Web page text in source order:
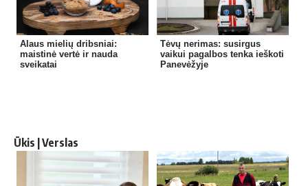
Alaus mielių dribsniai:
maistinė vertė ir nauda
sveikatai
Tėvų nerimas: susirgus
vaikui pagalbos tenka ieškoti
Panevėžyje
Ūkis | Verslas